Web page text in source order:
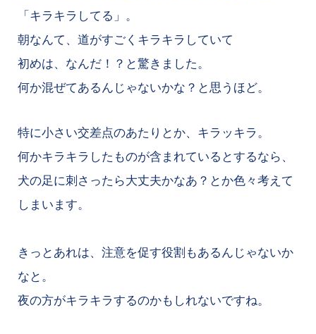
「キラキラしてる」。
朝なんて、道がすごくキラキラしていて
初めは、なんだ！？と驚きました。
何か混ぜてあるんじゃないかな？と思うほど。
特に小さい交差点のあたりとか、キラッキラ。
何かキラキラしたものが含まれているとするなら、
犬の足に刺さったら大丈夫かなあ？とか色々考えて
しまいます。
きっとあれは、注意を促す役割もあるんじゃないか
なと。
夜の方がキラキラするのかもしれないですね。